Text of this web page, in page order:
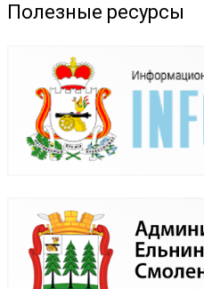
Полезные ресурсы